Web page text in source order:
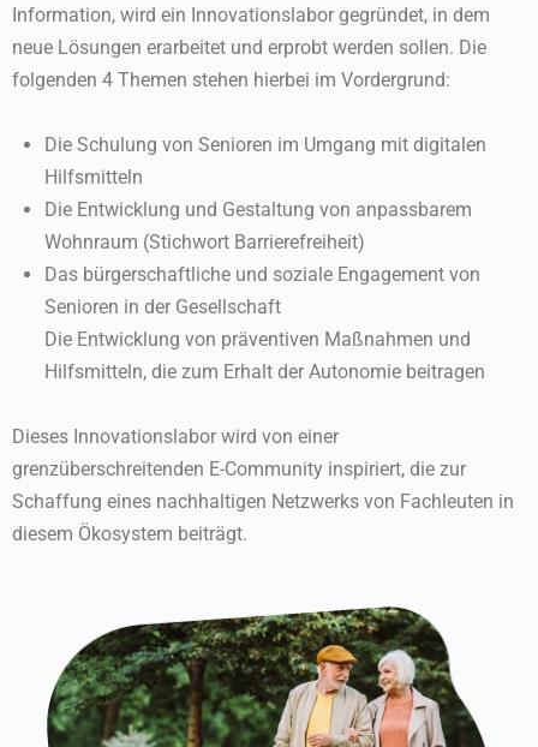
Information, wird ein Innovationslabor gegründet, in dem
neue Lösungen erarbeitet und erprobt werden sollen. Die
folgenden 4 Themen stehen hierbei im Vordergrund:
Die Schulung von Senioren im Umgang mit digitalen
Hilfsmitteln
Die Entwicklung und Gestaltung von anpassbarem
Wohnraum (Stichwort Barrierefreiheit)
Das bürgerschaftliche und soziale Engagement von
Senioren in der Gesellschaft
Die Entwicklung von präventiven Maßnahmen und
Hilfsmitteln, die zum Erhalt der Autonomie beitragen
Dieses Innovationslabor wird von einer
grenzüberschreitenden E-Community inspiriert, die zur
Schaffung eines nachhaltigen Netzwerks von Fachleuten in
diesem Ökosystem beiträgt.